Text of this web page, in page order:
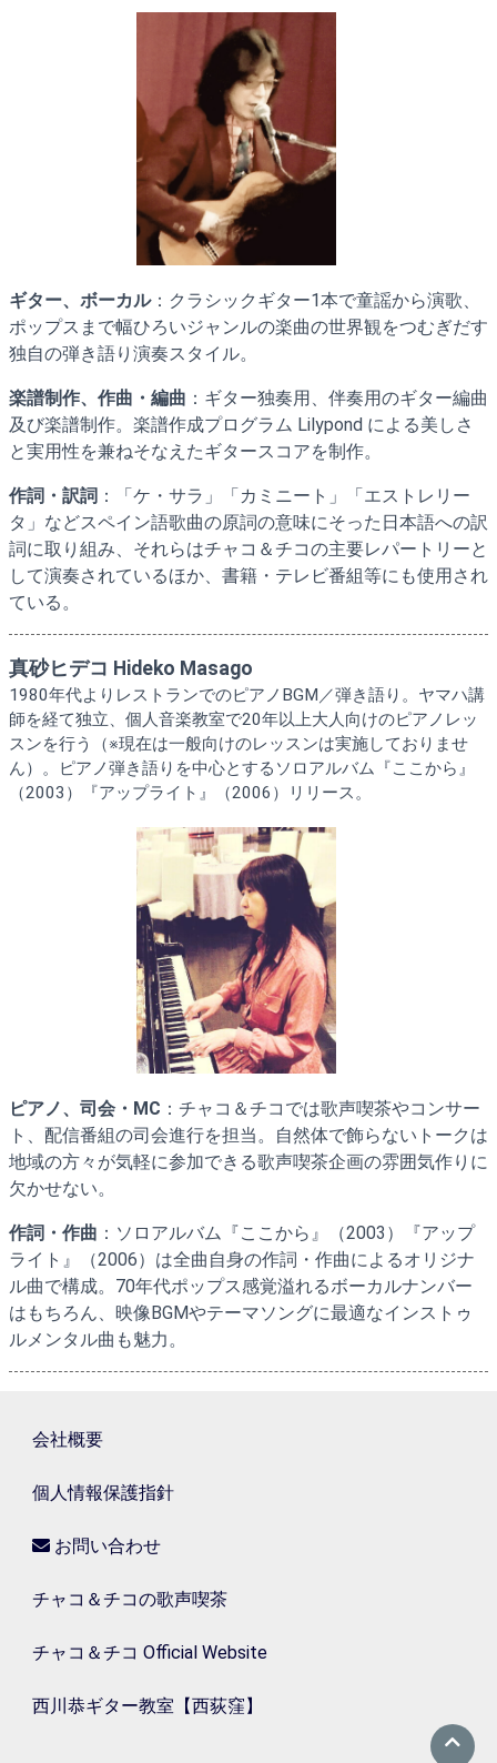
ギター、ボーカル：クラシックギター1本で童謡から演歌、
ポップスまで幅ひろいジャンルの楽曲の世界観をつむぎだす
独自の弾き語り演奏スタイル。
楽譜制作、作曲・編曲 ：ギター独奏用、伴奏用のギター編曲
及び楽譜制作。楽譜作成プログラム Lilypond による美しさ
と実用性を兼ねそなえたギタースコアを制作。
作詞・訳詞 ：「ケ・サラ」「カミニート」「エストレリー
タ」などスペイン語歌曲の原詞の意味にそった日本語への訳
詞に取り組み、それらはチャコ＆チコの主要レパートリーと
して演奏されているほか、書籍・テレビ番組等にも使用され
ている。
真砂ヒデコ Hideko Masago
1980年代よりレストランでのピアノBGM／弾き語り。ヤマハ講
師を経て独立、個人音楽教室で20年以上大人向けのピアノレッ
スンを行う（※現在は一般向けのレッスンは実施しておりませ
ん）。ピアノ弾き語りを中心とするソロアルバム『ここから』
（2003）『アップライト』（2006）リリース。
ピアノ、司会・MC ：チャコ＆チコでは歌声喫茶やコンサー
ト、配信番組の司会進行を担当。自然体で飾らないトークは
地域の方々が気軽に参加できる歌声喫茶企画の雰囲気作りに
欠かせない。
作詞・作曲 ：ソロアルバム『ここから』（2003）『アップ
ライト』（2006）は全曲自身の作詞・作曲によるオリジナ
ル曲で構成。70年代ポップス感覚溢れるボーカルナンバー
はもちろん、映像BGMやテーマソングに最適なインストゥ
ルメンタル曲も魅力。
会社概要
個人情報保護指針
お問い合わせ
チャコ＆チコの歌声喫茶
チャコ＆チコ Official Website
西川恭ギター教室【西荻窪】